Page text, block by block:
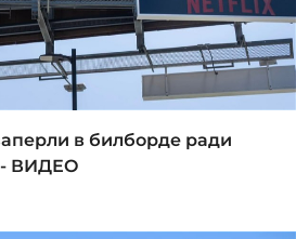
в билборде ради
- ВИДЕО